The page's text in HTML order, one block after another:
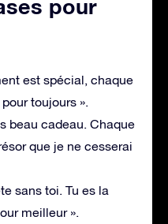
pour
est spécial, chaque
toujours ».
beau cadeau. Chaque
que je ne cesserai
sans toi. Tu es la
meilleur ».